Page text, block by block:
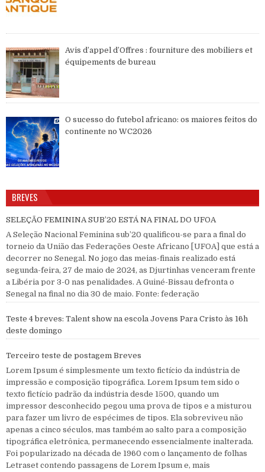
Avis d’appel d’Offres : fourniture des mobiliers et
équipements de bureau
O sucesso do futebol africano: os maiores feitos do
continente no WC2026
BREVES
SELEÇÃO FEMININA SUB’20 ESTÁ NA FINAL DO UFOA
A Seleção Nacional Feminina sub’20 qualificou-se para a final do
torneio da União das Federações Oeste Africano [UFOA] que está a
decorrer no Senegal. No jogo das meias-finais realizado está
segunda-feira, 27 de maio de 2024, as Djurtinhas venceram frente
a Libéria por 3-0 nas penalidades. A Guiné-Bissau defronta o
Senegal na final no dia 30 de maio. Fonte: federação
Teste 4 breves: Talent show na escola Jovens Para Cristo às 16h
deste domingo
Terceiro teste de postagem Breves
Lorem Ipsum é simplesmente um texto fictício da indústria de
impressão e composição tipográfica. Lorem Ipsum tem sido o
texto fictício padrão da indústria desde 1500, quando um
impressor desconhecido pegou uma prova de tipos e a misturou
para fazer um livro de espécimes de tipos. Ela sobreviveu não
apenas a cinco séculos, mas também ao salto para a composição
tipográfica eletrônica, permanecendo essencialmente inalterada.
Foi popularizado na década de 1960 com o lançamento de folhas
Letraset contendo passagens de Lorem Ipsum e, mais